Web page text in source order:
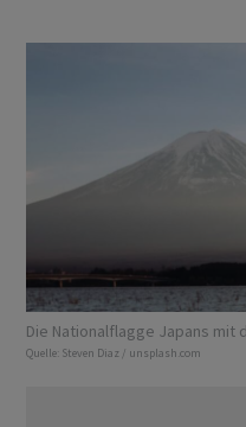
Die Nationalflagge Japans mit
Quelle: Steven Diaz / unsplash.com